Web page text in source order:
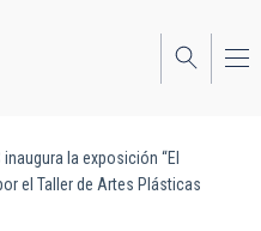
inaugura la exposición “El
el Taller de Artes Plásticas